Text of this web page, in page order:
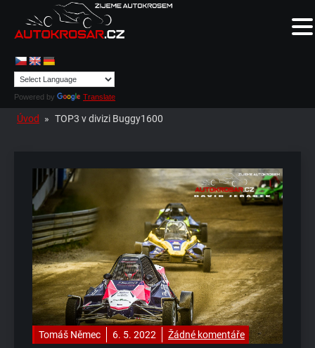
Powered by Translate
Úvod » TOP3 v divizi Buggy1600
Tomáš Němec 6. 5. 2022 Žádné komentáře